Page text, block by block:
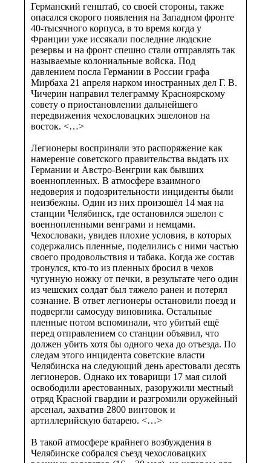
Германский генштаб, со своей стороны, также
опасался скорого появления на Западном фронте
40-тысячного корпуса, в то время когда у
Франции уже иссякали последние людские
резервы и на фронт спешно стали отправлять так
называемые колониальные войска. Под
давлением посла Германии в России графа
Мирбаха 21 апреля нарком иностранных дел Г. В.
Чичерин направил телеграмму Красноярскому
совету о приостановлении дальнейшего
передвижения чехословацких эшелонов на
восток. <…>
Легионеры восприняли это распоряжение как
намерение советского правительства выдать их
Германии и Австро-Венгрии как бывших
военнопленных. В атмосфере взаимного
недоверия и подозрительности инциденты были
неизбежны. Один из них произошёл 14 мая на
станции Челябинск, где остановился эшелон с
военнопленными венграми и немцами.
Чехословаки, увидев плохие условия, в которых
содержались пленные, поделились с ними частью
своего продовольствия и табака. Когда же состав
тронулся, кто-то из пленных бросил в чехов
чугунную ножку от печки, в результате чего один
из чешских солдат был тяжело ранен и потерял
сознание. В ответ легионеры остановили поезд и
подвергли самосуду виновника. Остальные
пленные потом вспоминали, что убитый ещё
перед отправлением со станции объявил, что
должен убить хотя бы одного чеха до отъезда. По
следам этого инцидента советские власти
Челябинска на следующий день арестовали десять
легионеров. Однако их товарищи 17 мая силой
освободили арестованных, разоружили местный
отряд Красной гвардии и разгромили оружейный
арсенал, захватив 2800 винтовок и
артиллерийскую батарею. <…>
В такой атмосфере крайнего возбуждения в
Челябинске собрался съезд чехословацких